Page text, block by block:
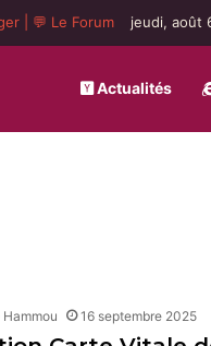
💬 Le Forum jeudi, août
Actualités
16 septembre 2025